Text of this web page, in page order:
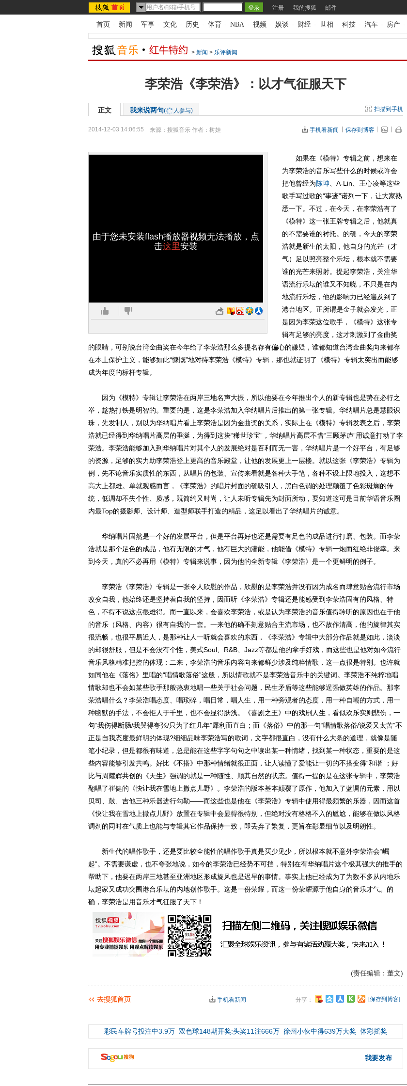
注册 我的搜狐 邮件
首页 - 新闻 - 军事 - 文化 - 历史 - 体育 - NBA - 视频 - 娱谈 - 财经 - 世相 - 科技 - 汽车 - 房产 -
> 新闻 > 乐评新闻
李荣浩《李荣浩》：以才气征服天下
正文 我来说两句( 人参与) 扫描到手机
2014-12-03 14:06:55 来源： 搜狐音乐 作者：树娃 手机看新闻 保存到博客
由于您未安装flash播放器视频无法播放，点
击这里安装
如果在《模特》专辑之前，想来在
为李荣浩的音乐写些什么的时候或许会
把他曾经为陈坤 、A-Lin、王心凌等这些
歌手写过歌的“事迹”诺列一下，让大家熟
悉一下。不过，在今天，在李荣浩有了
《模特》这一张王牌专辑之后，他就真
的不需要谁的衬托。的确，今天的李荣
浩就是新生的太阳，他自身的光芒（才
气）足以照亮整个乐坛，根本就不需要
谁的光芒来照射。提起李荣浩，关注华
语流行乐坛的谁又不知晓，不只是在内
地流行乐坛，他的影响力已经遍及到了
港台地区。正所谓是金子就会发光，正
是因为李荣这位歌手，《模特》这张专
辑有足够的亮度，这才刺激到了金曲奖
的眼睛，可别说台湾金曲奖在今年给了李荣浩那么多提名存有偏心的嫌疑，谁都知道台湾金曲奖向来都存
在本土保护主义，能够如此“慷慨”地对待李荣浩《模特》专辑，那也就证明了《模特》专辑太突出而能够
成为年度的标杆专辑。
因为《模特》专辑让李荣浩在两岸三地名声大振，所以他要在今年推出个人的新专辑也是势在必行之
举，趁热打铁是明智的。重要的是，这是李荣浩加入华纳唱片后推出的第一张专辑。华纳唱片总是慧眼识
珠，先发制人，别以为华纳唱片看上李荣浩是因为金曲奖的关系，实际上在《模特》专辑发表之后，李荣
浩就已经得到华纳唱片高层的垂涎，为得到这块“稀世珍宝”，华纳唱片高层不惜“三顾茅庐”用诚意打动了李
荣浩。李荣浩能够加入到华纳唱片对其个人的发展绝对是百利而无一害，华纳唱片是一个好平台，有足够
的资源，足够的实力助李荣浩登上更高的音乐殿堂，让他的发展更上一层楼。就以这张《李荣浩》专辑为
例，先不论音乐实质性的东西，从唱片的包装、宣传来看就是各种大手笔，各种不设上限地投入，这想不
高大上都难。单就观感而言，《李荣浩》的唱片封面的确吸引人，黑白色调的处理颠覆了色彩斑斓的传
统，低调却不失个性、质感，既简约又时尚，让人未听专辑先为封面所动，要知道这可是目前华语音乐圈
内最Top的摄影师、设计师、造型师联手打造的精品，这足以看出了华纳唱片的诚意。
华纳唱片固然是一个好的发展平台，但是平台再好也还是需要有足色的成品进行打磨、包装。而李荣
浩就是那个足色的成品，他有无限的才气，他有巨大的潜能，他能借《模特》专辑一炮而红绝非侥幸。来
到今天，真的不必再用《模特》专辑来说事，因为他的全新专辑《李荣浩》是一个更鲜明的例子。
李荣浩《李荣浩》专辑是一张令人欣慰的作品，欣慰的是李荣浩并没有因为成名而肆意贴合流行市场
改变自我，他始终还是坚持着自我的坚持，因而听《李荣浩》专辑还是能感受到李荣浩固有的风格、特
色，不得不说这点很难得。而一直以来，会喜欢李荣浩，或是认为李荣浩的音乐值得聆听的原因也在于他
的音乐（风格、内容）很有自我的一套。一来他的确不刻意贴合主流市场，也不故作清高，他的旋律其实
很流畅，也很平易近人，是那种让人一听就会喜欢的东西，《李荣浩》专辑中大部分作品就是如此，淡淡
的却很舒服，但是不会没有个性，美式Soul、R&B、Jazz等都是他的拿手好戏，而这些也是他对如今流行
音乐风格精准把控的体现；二来，李荣浩的音乐内容向来都鲜少涉及纯粹情歌，这一点很是特别。也许就
如同他在《落俗》里唱的“唱情歌落俗”这般，所以情歌就不是李荣浩音乐中的关键词。李荣浩不纯粹地唱
情歌却也不会如某些歌手那般热衷地唱一些关于社会问题，民生矛盾等这些能够逞强做英雄的作品。那李
荣浩唱什么？李荣浩唱态度、唱琐碎，唱日常，唱人生，用一种旁观者的态度，用一种自嘲的方式，用一
种幽默的手法，不会拒人于千里，也不会显得肤浅。《喜剧之王》中的戏剧人生，看似欢乐实则悲伤，一
句“我伤得断肠/我哭得夸张/只为了红几年”犀利而直白；而《落俗》中的那一句“唱情歌落俗/说爱又太苦”不
正是自我态度最鲜明的体现?细细品味李荣浩写的歌词，文字都很直白，没有什么大条的道理，就像是随
笔小纪录，但是都很有味道，总是能在这些字字句句之中读出某一种情绪，找到某一种状态，重要的是这
些内容能够引发共鸣。好比《不搭》中那种情绪就很正面，让人读懂了爱能让一切的不搭变得“和谐”；好
比与周耀辉共创的《天生》强调的就是一种随性、顺其自然的状态。值得一提的是在这张专辑中，李荣浩
翻唱了崔健的《快让我在雪地上撒点儿野》。李荣浩的版本基本颠覆了原作，他加入了蓝调的元素，用以
贝司、鼓、吉他三种乐器进行勾勒——而这些也是他在《李荣浩》专辑中使用得最频繁的乐器，因而这首
《快让我在雪地上撒点儿野》放置在专辑中会显得很特别，但绝对没有格格不入的尴尬，能够在做以风格
调剂的同时在气质上也能与专辑其它作品保持一致，即丢弃了繁复，更旨在彰显细节以及明朗性。
新生代的唱作歌手，还是要比较全能性的唱作歌手真是买少见少，所以根本就不意外李荣浩会“崛
起”。不需要谦虚，也不夸张地说，如今的李荣浩已经势不可挡，特别在有华纳唱片这个极其强大的推手的
帮助下，他要在两岸三地甚至亚洲地区形成旋风也是迟早的事情。事实上他已经成为了为数不多从内地乐
坛起家又成功突围港台乐坛的内地创作歌手。这是一份荣耀，而这一份荣耀源于他自身的音乐才气。的
确，李荣浩是用音乐才气征服了天下！
(责任编辑：董文)
分享： [保存到博客]
手机看新闻
彩民车牌号投注中3.9万 双色球148期开奖:头奖11注666万 徐州小伙中得639万大奖 体彩摇奖
我要发布